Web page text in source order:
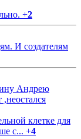
+2
И создателям
Андрею
клетке для
с... +4